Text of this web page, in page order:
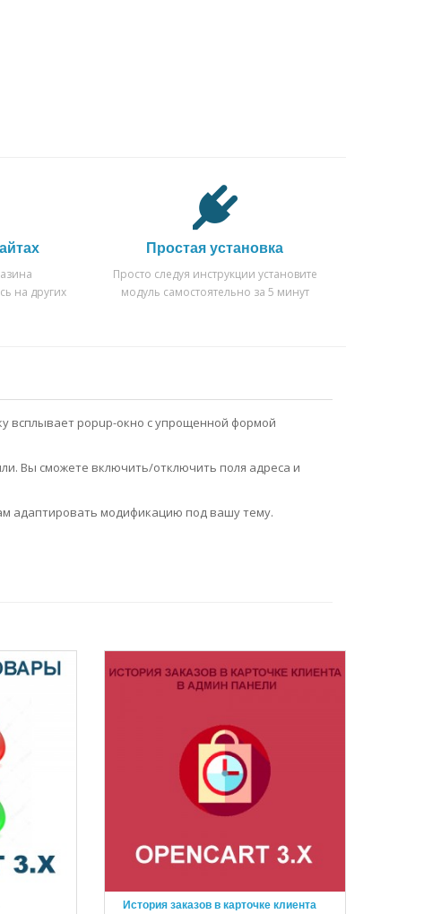
на других
Простая установка
Просто следуя инструкции установите
модуль самостоятельно за 5 минут
всплывает popup-окно с упрощенной формой
Вы сможете включить/отключить поля адреса и
адаптировать модификацию под вашу тему.
История заказов в карточке клиента